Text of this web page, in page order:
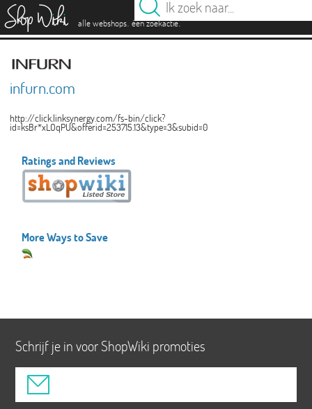
alle webshops. één zoekactie.
infurn.com
http://click.linksynergy.com/fs-bin/click?
id=ksBr*xLOqPU&offerid=253715.13&type=3&subid=0
Ratings and Reviews
More Ways to Save
Schrijf je in voor ShopWiki promoties